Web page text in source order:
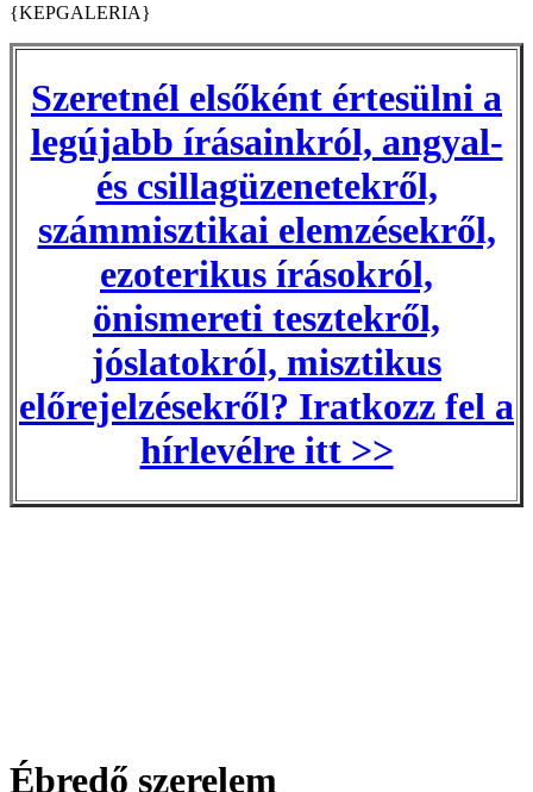
{KEPGALERIA}
Szeretnél elsőként értesülni a
legújabb írásainkról, angyal-
és csillagüzenetekről,
számmisztikai elemzésekről,
ezoterikus írásokról,
önismereti tesztekről,
jóslatokról, misztikus
előrejelzésekről? Iratkozz fel a
hírlevélre itt >>
Ébredő szerelem